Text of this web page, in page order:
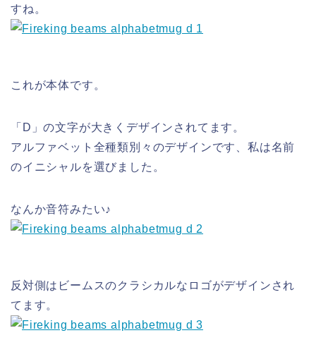
すね。
これが本体です。
「D」の文字が大きくデザインされてます。
アルファベット全種類別々のデザインです、私は名前
のイニシャルを選びました。
なんか音符みたい♪
反対側はビームスのクラシカルなロゴがデザインされ
てます。